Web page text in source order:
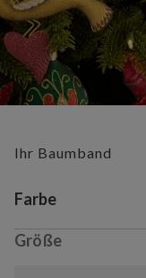
Ihr Baumband
Variant
Farbe
Größe